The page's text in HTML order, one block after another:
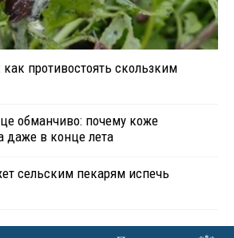
противостоять скользким
обманчиво: почему коже
даже в конце лета
сельским пекарям испечь